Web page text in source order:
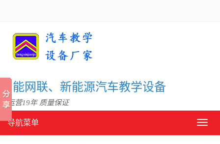
能网联、新能源汽车教学设备
运营19年 质量保证
导
导航菜单